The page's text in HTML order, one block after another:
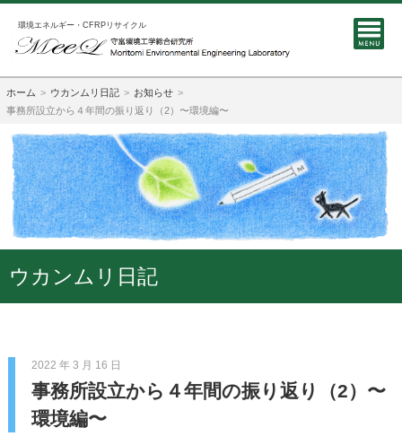
環境エネルギー・CFRPリサイクル
ホーム ウカンムリ日記
お知らせ
事務所設立から４年間の振り返り（2）〜環境編〜
ウカンムリ日記
2022 年 3 月 16 日
事務所設立から４年間の振り返り（2）〜
環境編〜